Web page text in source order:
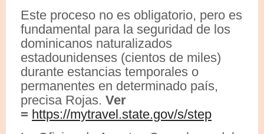
Este proceso no es obligatorio, pero es
fundamental para la seguridad de los
dominicanos naturalizados
estadounidenses (cientos de miles)
durante estancias temporales o
permanentes en determinado país,
precisa Rojas. Ver
= https://mytravel.state.gov/s/step